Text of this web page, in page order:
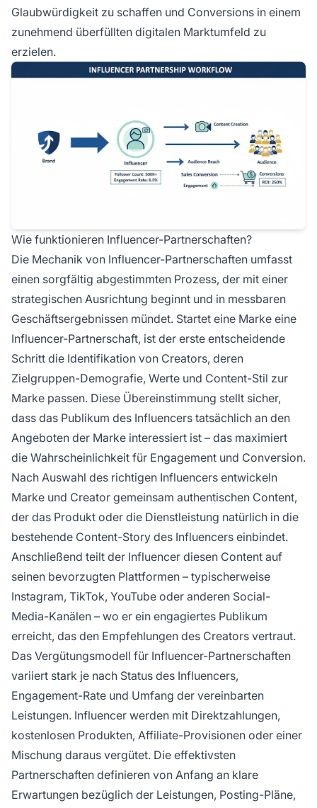
Glaubwürdigkeit zu schaffen und Conversions in einem
zunehmend überfüllten digitalen Marktumfeld zu
erzielen.
Wie funktionieren Influencer-Partnerschaften?
Die Mechanik von Influencer-Partnerschaften umfasst
einen sorgfältig abgestimmten Prozess, der mit einer
strategischen Ausrichtung beginnt und in messbaren
Geschäftsergebnissen mündet. Startet eine Marke eine
Influencer-Partnerschaft, ist der erste entscheidende
Schritt die Identifikation von Creators, deren
Zielgruppen-Demografie, Werte und Content-Stil zur
Marke passen. Diese Übereinstimmung stellt sicher,
dass das Publikum des Influencers tatsächlich an den
Angeboten der Marke interessiert ist – das maximiert
die Wahrscheinlichkeit für Engagement und Conversion.
Nach Auswahl des richtigen Influencers entwickeln
Marke und Creator gemeinsam authentischen Content,
der das Produkt oder die Dienstleistung natürlich in die
bestehende Content-Story des Influencers einbindet.
Anschließend teilt der Influencer diesen Content auf
seinen bevorzugten Plattformen – typischerweise
Instagram, TikTok, YouTube oder anderen Social-
Media-Kanälen – wo er ein engagiertes Publikum
erreicht, das den Empfehlungen des Creators vertraut.
Das Vergütungsmodell für Influencer-Partnerschaften
variiert stark je nach Status des Influencers,
Engagement-Rate und Umfang der vereinbarten
Leistungen. Influencer werden mit Direktzahlungen,
kostenlosen Produkten, Affiliate-Provisionen oder einer
Mischung daraus vergütet. Die effektivsten
Partnerschaften definieren von Anfang an klare
Erwartungen bezüglich der Leistungen, Posting-Pläne,